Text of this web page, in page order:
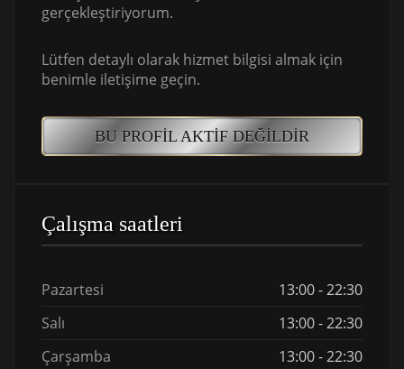
gerçekleştiriyorum.
Lütfen detaylı olarak hizmet bilgisi almak için
benimle iletişime geçin.
BU PROFIL AKTIF DEĞILDIR
Çalışma saatleri
Pazartesi
13:00 - 22:30
Salı
13:00 - 22:30
Çarşamba
13:00 - 22:30